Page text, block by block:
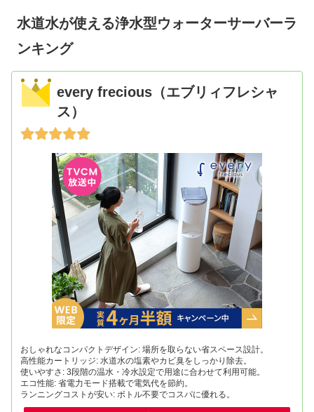
水道水が使える浄水型ウォーターサーバーラ
ンキング
every frecious（エブリィフレシャ
ス）
おしゃれなコンパクトデザイン: 場所を取らない省スペース設計。
高性能カートリッジ: 水道水の塩素やカビ臭をしっかり除去。
使いやすさ: 3段階の温水・冷水設定で用途に合わせて利用可能。
エコ性能: 省電力モード搭載で電気代を節約。
ランニングコストが安い: ボトル不要でコスパに優れる。